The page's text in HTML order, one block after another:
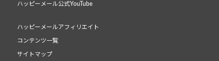
ハッピーメール公式YouTube
ハッピーメールアフィリエイト
コンテンツ一覧
サイトマップ